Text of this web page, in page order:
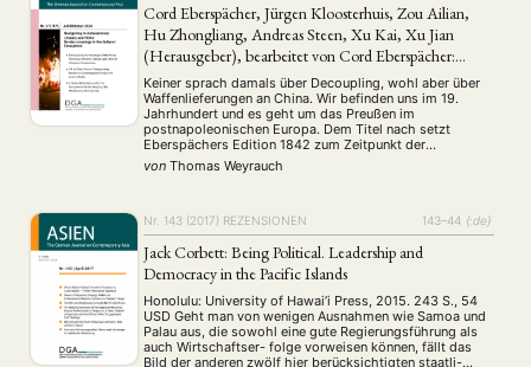
Cord Eberspächer, Jürgen Kloosterhuis, Zou Ailian,
Hu Zhongliang, Andreas Steen, Xu Kai, Xu Jian
(Herausgeber), bearbeitet von Cord Eberspächer:
Preußen-Deutschland und China 1842–1911. Eine
kommentierte Quellenedition.
Keiner sprach damals über Decoupling, wohl aber über
Waffenlieferungen an China. Wir befinden uns im 19.
Jahrhundert und es geht um das Preußen im
postnapoleonischen Europa. Dem Titel nach setzt
Eberspächers Edition 1842 zum Zeitpunkt der
Beendigung des Ersten Opiumkrieges durch den sino-
britischen Vertrag von Nanjing an, welcher als Beginn der
von Thomas Weyrauch
Nr. 143 (2017) REZENSIONEN 143–44 {:de}
Jack Corbett: Being Political. Leadership and
Democracy in the Pacific Islands
Honolulu: University of Hawai’i Press, 2015. 243 S., 54
USD Geht man von wenigen Ausnahmen wie Samoa und
Palau aus, die sowohl eine gute Regierungsführung als
auch Wirtschaftser- folge vorweisen können, fällt das
Bild der anderen zwölf hier berücksichtigten staatli-